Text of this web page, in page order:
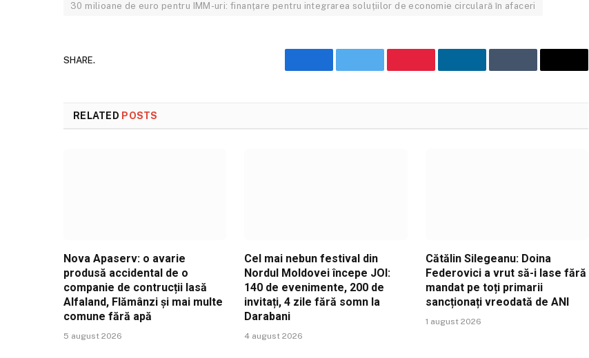
30 milioane de euro pentru IMM-uri: finanțare pentru integrarea soluțiilor de economie circulară în afaceri
SHARE.
FacebookTwitter PinterestLinkedInTumblr Email
RELATED POSTS
Nova Apaserv: o avarie
produsă accidental de o
companie de contrucții lasă
Alfaland, Flămânzi și mai multe
comune fără apă
5 august 2026
Cel mai nebun festival din
Nordul Moldovei începe JOI:
140 de evenimente, 200 de
invitați, 4 zile fără somn la
Darabani
4 august 2026
Cătălin Silegeanu: Doina
Federovici a vrut să-i lase fără
mandat pe toți primarii
sancționați vreodată de ANI
1 august 2026